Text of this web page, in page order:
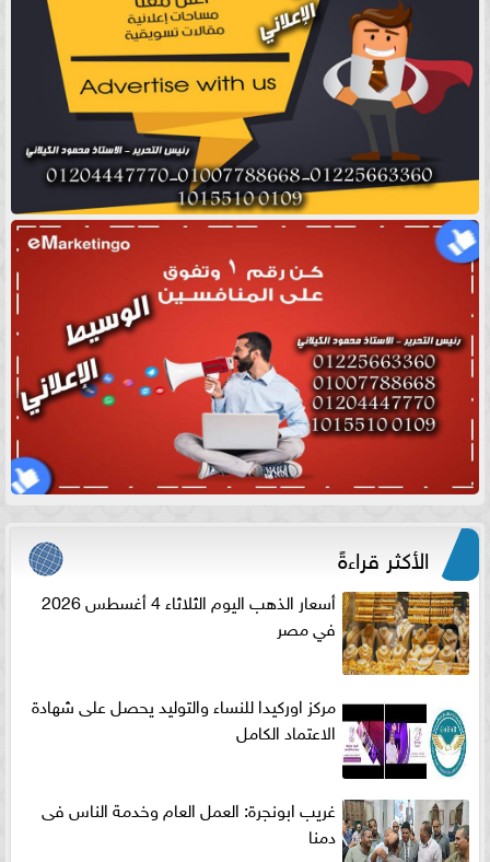
الأكثر قراءةً
أسعار الذهب اليوم الثلاثاء 4 أغسطس 2026
في مصر
مركز اوركيدا للنساء والتوليد يحصل على شهادة
الاعتماد الكامل
غريب ابونجرة: العمل العام وخدمة الناس فى
دمنا